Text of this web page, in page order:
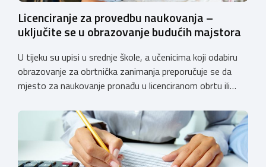
Licenciranje za provedbu naukovanja –
uključite se u obrazovanje budućih majstora
U tijeku su upisi u srednje škole, a učenicima koji odabiru
obrazovanje za obrtnička zanimanja preporučuje se da
mjesto za naukovanje pronađu u licenciranom obrtu ili
koji još nemaju licenciju da pokrenu postupak
licenciranja kako bi budućim učenicima omogućili
kvalitetno i sigurno stjecanje praktičnih znanja, a
istodobno ulagali u razvoj […]